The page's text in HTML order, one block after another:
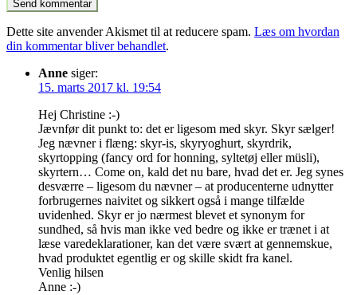
Dette site anvender Akismet til at reducere spam. Læs om hvordan
din kommentar bliver behandlet.
Anne siger:
15. marts 2017 kl. 19:54
Hej Christine :-)
Jævnfør dit punkt to: det er ligesom med skyr. Skyr sælger!
Jeg nævner i flæng: skyr-is, skyryoghurt, skyrdrik,
skyrtopping (fancy ord for honning, syltetøj eller müsli),
skyrtern… Come on, kald det nu bare, hvad det er. Jeg synes
desværre – ligesom du nævner – at producenterne udnytter
forbrugernes naivitet og sikkert også i mange tilfælde
uvidenhed. Skyr er jo nærmest blevet et synonym for
sundhed, så hvis man ikke ved bedre og ikke er trænet i at
læse varedeklarationer, kan det være svært at gennemskue,
hvad produktet egentlig er og skille skidt fra kanel.
Venlig hilsen
Anne :-)